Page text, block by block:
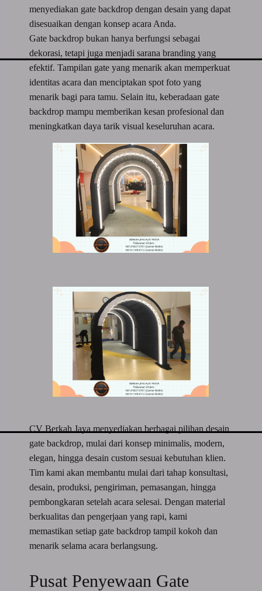
menyediakan gate backdrop dengan desain yang dapat
disesuaikan dengan konsep acara Anda.
Gate backdrop bukan hanya berfungsi sebagai
dekorasi, tetapi juga menjadi sarana branding yang
efektif. Tampilan gate yang menarik akan memperkuat
identitas acara dan menciptakan spot foto yang
menarik bagi para tamu. Selain itu, keberadaan gate
backdrop mampu memberikan kesan profesional dan
meningkatkan daya tarik visual keseluruhan acara.
CV Berkah Jaya menyediakan berbagai pilihan desain
gate backdrop, mulai dari konsep minimalis, modern,
elegan, hingga desain custom sesuai kebutuhan klien.
Tim kami akan membantu mulai dari tahap konsultasi,
desain, produksi, pengiriman, pemasangan, hingga
pembongkaran setelah acara selesai. Dengan material
berkualitas dan pengerjaan yang rapi, kami
memastikan setiap gate backdrop tampil kokoh dan
menarik selama acara berlangsung.
Pusat Penyewaan Gate